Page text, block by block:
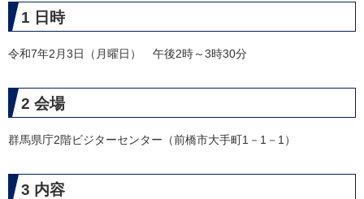
1 日時
令和7年2月3日（月曜日） 午後2時～3時30分
2 会場
群馬県庁2階ビジターセンター（前橋市大手町1－1－1）
3 内容